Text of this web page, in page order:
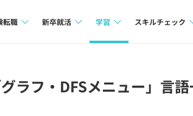
転職
タビュー
新卒就活 学習
問題集
スキルチェック
SQL
グラフ・DFSメニュー」言